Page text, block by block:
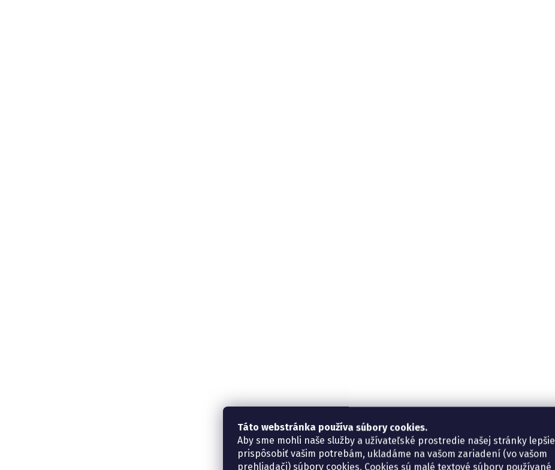
Táto webstránka používa súbory cookies.
Aby sme mohli naše služby a užívateľské prostredie našej stránky lepšie
prispôsobiť vašim potrebám, ukladáme na vašom zariadení (vo vašom
prehliadači) súbory cookies. Cookies sú malé textové súbory používané